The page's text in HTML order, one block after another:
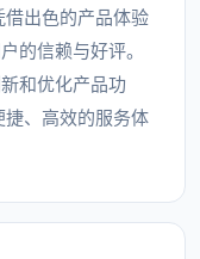
出色的产品体验
的信赖与好评。
和优化产品功
、高效的服务体